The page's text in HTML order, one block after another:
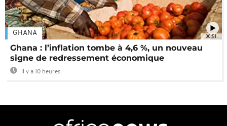
00:51
GHANA
Ghana : l’inflation tombe à 4,6 %, un nouveau
signe de redressement économique
Il y a 10 heures